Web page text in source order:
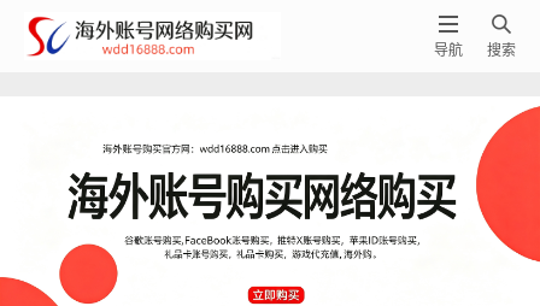

搜索

导航